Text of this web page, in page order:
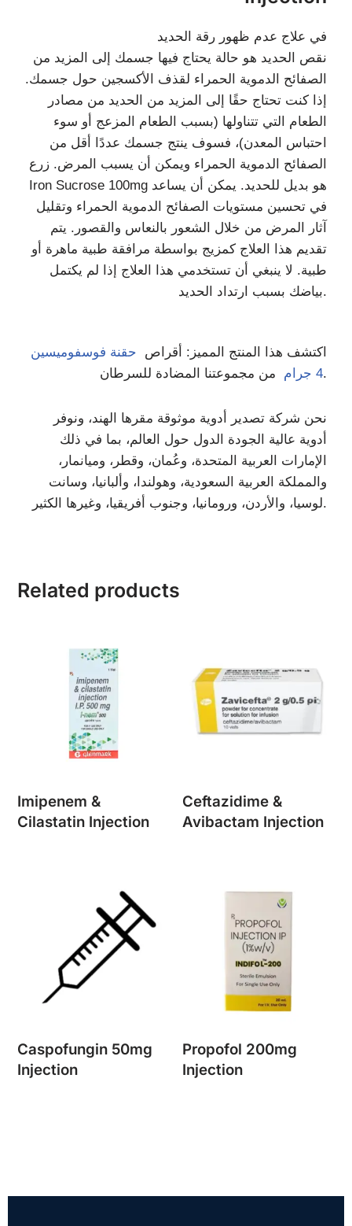
في علاج عدم ظهور رقة الحديد
نقص الحديد هو حالة يحتاج فيها جسمك إلى المزيد من
الصفائح الدموية الحمراء لقذف الأكسجين حول جسمك.
إذا كنت تحتاج حقًا إلى المزيد من الحديد من مصادر
الطعام التي تتناولها (بسبب الطعام المزعج أو سوء
احتباس المعدن)، فسوف ينتج جسمك عددًا أقل من
الصفائح الدموية الحمراء ويمكن أن يسبب المرض. زرع
Iron Sucrose 100mg هو بديل للحديد. يمكن أن يساعد
في تحسين مستويات الصفائح الدموية الحمراء وتقليل
آثار المرض من خلال الشعور بالنعاس والقصور. يتم
تقديم هذا العلاج كمزيج بواسطة مرافقة طبية ماهرة أو
طبية. لا ينبغي أن تستخدمي هذا العلاج إذا لم يكتمل
بياضك بسبب ارتداد الحديد.
اكتشف هذا المنتج المميز: أقراص حقنة فوسفوميسين
4 جراممن مجموعتنا المضادة للسرطان.
نحن شركة تصدير أدوية موثوقة مقرها الهند، ونوفر
أدوية عالية الجودة الدول حول العالم، بما في ذلك
الإمارات العربية المتحدة، وعُمان، وقطر، وميانمار،
والمملكة العربية السعودية، وهولندا، وألبانيا، وسانت
لوسيا، والأردن، ورومانيا، وجنوب أفريقيا، وغيرها الكثير.
Related products
Imipenem &
Cilastatin Injection
Ceftazidime &
Avibactam Injection
Caspofungin 50mg
Injection
Propofol 200mg
Injection